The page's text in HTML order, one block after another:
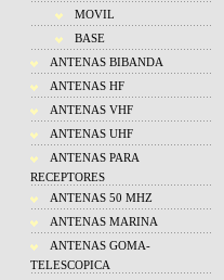
MOVIL
BASE
ANTENAS BIBANDA
ANTENAS HF
ANTENAS VHF
ANTENAS UHF
ANTENAS PARA
RECEPTORES
ANTENAS 50 MHZ
ANTENAS MARINA
ANTENAS GOMA-
TELESCOPICA